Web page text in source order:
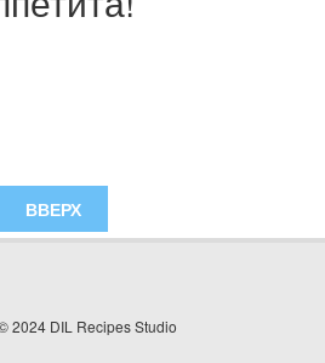
ВВЕРХ
2024 DIL Recipes Studio